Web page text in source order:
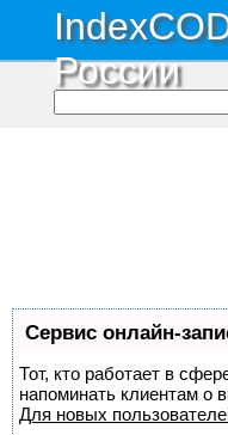
России
Сервис онлайн-
Тот, кто работает в
напоминать клиентам
Для новых